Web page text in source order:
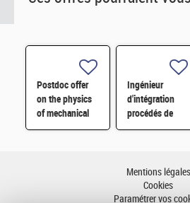
Postdoc offer
on the physics
of mechanical
metamaterials
Ingénieur
d'intégration
procédés de
fabrication de
et SiC H/F
Mentions légales
Cookies
Paramétrer vos